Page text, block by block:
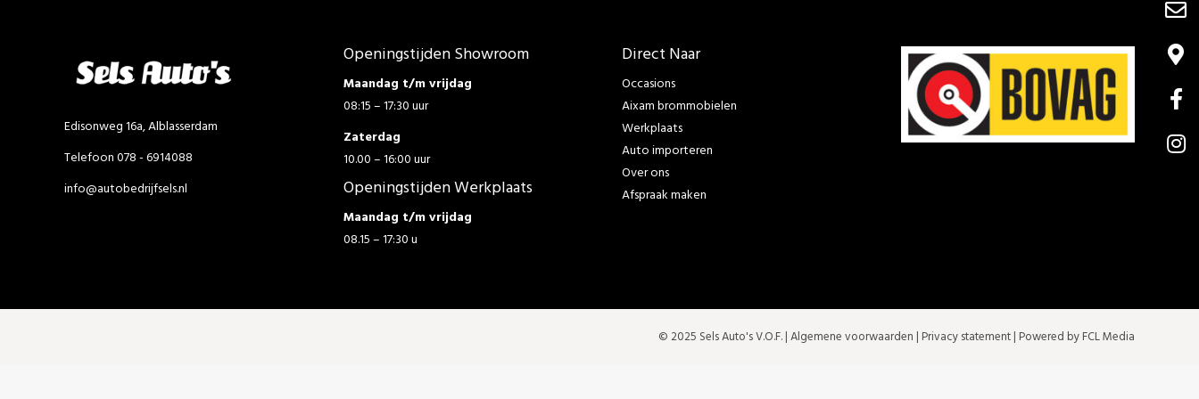
Edisonweg 16a, Alblasserdam
Telefoon 078 - 6914088
info@autobedrijfsels.nl
Openingstijden Showroom
Maandag t/m vrijdag
08:15 – 17:30 uur
Zaterdag
10.00 – 16:00 uur
Openingstijden Werkplaats
Maandag t/m vrijdag
08.15 – 17:30 u
Direct Naar
Occasions
Aixam brommobielen
Werkplaats
Auto importeren
Over ons
Afspraak maken
© 2025 Sels Auto's V.O.F. |Algemene voorwaarden | Privacy statement| Powered by FCL Media